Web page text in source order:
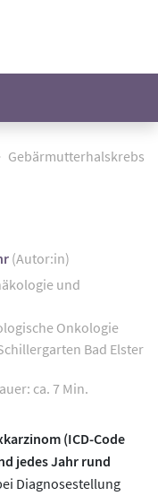
Gebärmutterhalskrebs
(Autor:in)
und
Onkologie
Bad Elster
ca. 7 Min.
(ICD-Code
jedes Jahr rund
Diagnosestellung